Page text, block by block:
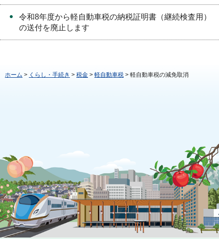
令和8年度から軽自動車税の納税証明書（継続検査用）
の送付を廃止します
ホーム > くらし・手続き > 税金 > 軽自動車税 > 軽自動車税の減免取消